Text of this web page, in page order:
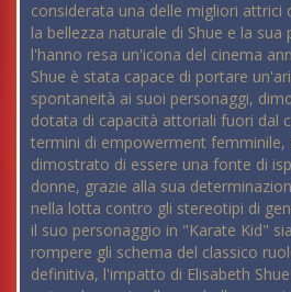
considerata una delle migliori attrici
la bellezza naturale di Shue e la
l'hanno resa un'icona del cinema
Shue è stata capace di portare
spontaneità ai suoi personaggi,
dotata di capacità attoriali fuori dal
termini di empowerment femminile,
dimostrato di essere una fonte di
donne, grazie alla sua
nella lotta contro gli stereotipi di
il suo personaggio in "Karate Kid"
rompere gli schema del classico
definitiva, l'impatto di Elisabeth